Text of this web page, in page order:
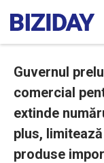
Guvernul
comercial
extinde
plus,
produse